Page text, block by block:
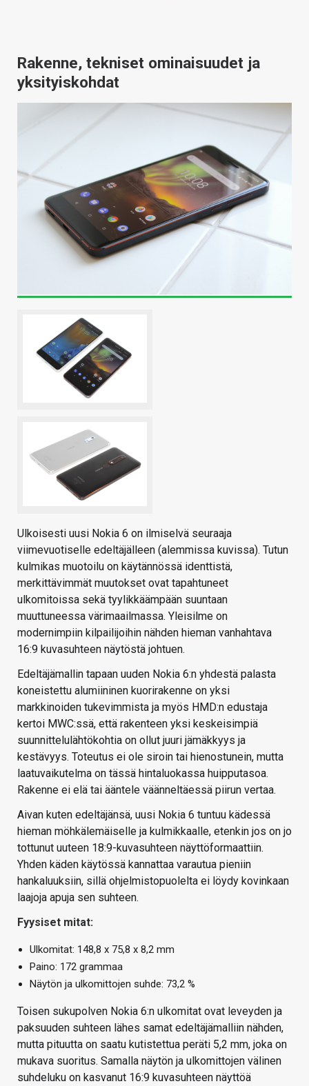
Rakenne, tekniset ominaisuudet ja
yksityiskohdat
Ulkoisesti uusi Nokia 6 on ilmiselvä seuraaja
viimevuotiselle edeltäjälleen (alemmissa kuvissa). Tutun
kulmikas muotoilu on käytännössä identtistä,
merkittävimmät muutokset ovat tapahtuneet
ulkomitoissa sekä tyylikkäämpään suuntaan
muuttuneessa värimaailmassa. Yleisilme on
modernimpiin kilpailijoihin nähden hieman vanhahtava
16:9 kuvasuhteen näytöstä johtuen.
Edeltäjämallin tapaan uuden Nokia 6:n yhdestä palasta
koneistettu alumiininen kuorirakenne on yksi
markkinoiden tukevimmista ja myös HMD:n edustaja
kertoi MWC:ssä, että rakenteen yksi keskeisimpiä
suunnittelulähtökohtia on ollut juuri jämäkkyys ja
kestävyys. Toteutus ei ole siroin tai hienostunein, mutta
laatuvaikutelma on tässä hintaluokassa huipputasoa.
Rakenne ei elä tai ääntele väänneltäessä piirun vertaa.
Aivan kuten edeltäjänsä, uusi Nokia 6 tuntuu kädessä
hieman möhkälemäiselle ja kulmikkaalle, etenkin jos on jo
tottunut uuteen 18:9-kuvasuhteen näyttöformaattiin.
Yhden käden käytössä kannattaa varautua pieniin
hankaluuksiin, sillä ohjelmistopuolelta ei löydy kovinkaan
laajoja apuja sen suhteen.
Fyysiset mitat:
Ulkomitat: 148,8 x 75,8 x 8,2 mm
Paino: 172 grammaa
Näytön ja ulkomittojen suhde: 73,2 %
Toisen sukupolven Nokia 6:n ulkomitat ovat leveyden ja
paksuuden suhteen lähes samat edeltäjämalliin nähden,
mutta pituutta on saatu kutistettua peräti 5,2 mm, joka on
mukava suoritus. Samalla näytön ja ulkomittojen välinen
suhdeluku on kasvanut 16:9 kuvasuhteen näyttöä